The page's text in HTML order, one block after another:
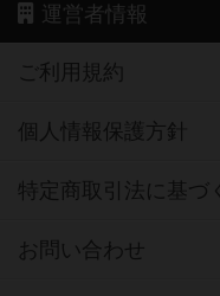
運営者情報
ご利用規約
個人情報保護方針
特定商取引法に基づ
お問い合わせ